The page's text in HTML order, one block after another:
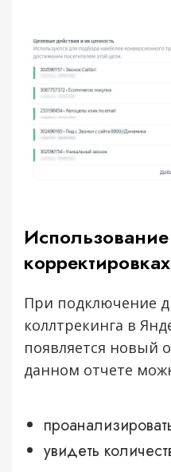
При подключение
коллтрекинга в
появляется новый
данном отчете
увидеть
персональных
обработку